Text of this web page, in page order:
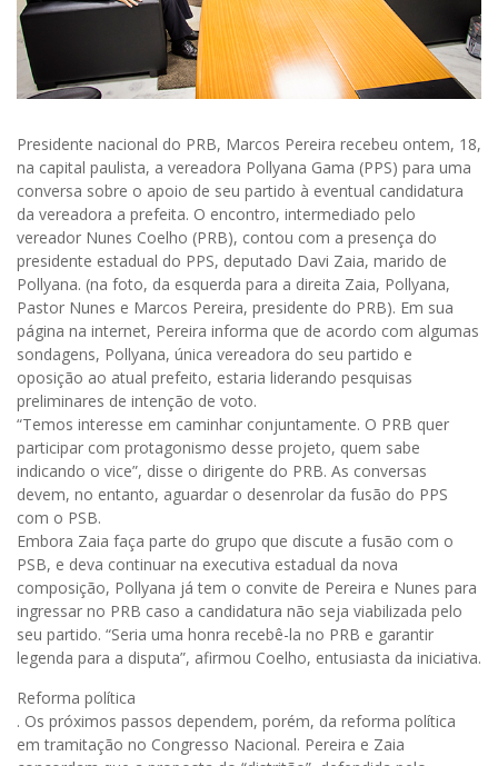
Presidente nacional do PRB, Marcos Pereira recebeu ontem, 18,
na capital paulista, a vereadora Pollyana Gama (PPS) para uma
conversa sobre o apoio de seu partido à eventual candidatura
da vereadora a prefeita. O encontro, intermediado pelo
vereador Nunes Coelho (PRB), contou com a presença do
presidente estadual do PPS, deputado Davi Zaia, marido de
Pollyana. (na foto, da esquerda para a direita Zaia, Pollyana,
Pastor Nunes e Marcos Pereira, presidente do PRB). Em sua
página na internet, Pereira informa que de acordo com algumas
sondagens, Pollyana, única vereadora do seu partido e
oposição ao atual prefeito, estaria liderando pesquisas
preliminares de intenção de voto.
“Temos interesse em caminhar conjuntamente. O PRB quer
participar com protagonismo desse projeto, quem sabe
indicando o vice”, disse o dirigente do PRB. As conversas
devem, no entanto, aguardar o desenrolar da fusão do PPS
com o PSB.
Embora Zaia faça parte do grupo que discute a fusão com o
PSB, e deva continuar na executiva estadual da nova
composição, Pollyana já tem o convite de Pereira e Nunes para
ingressar no PRB caso a candidatura não seja viabilizada pelo
seu partido. “Seria uma honra recebê-la no PRB e garantir
legenda para a disputa”, afirmou Coelho, entusiasta da iniciativa.
Reforma política
. Os próximos passos dependem, porém, da reforma política
em tramitação no Congresso Nacional. Pereira e Zaia